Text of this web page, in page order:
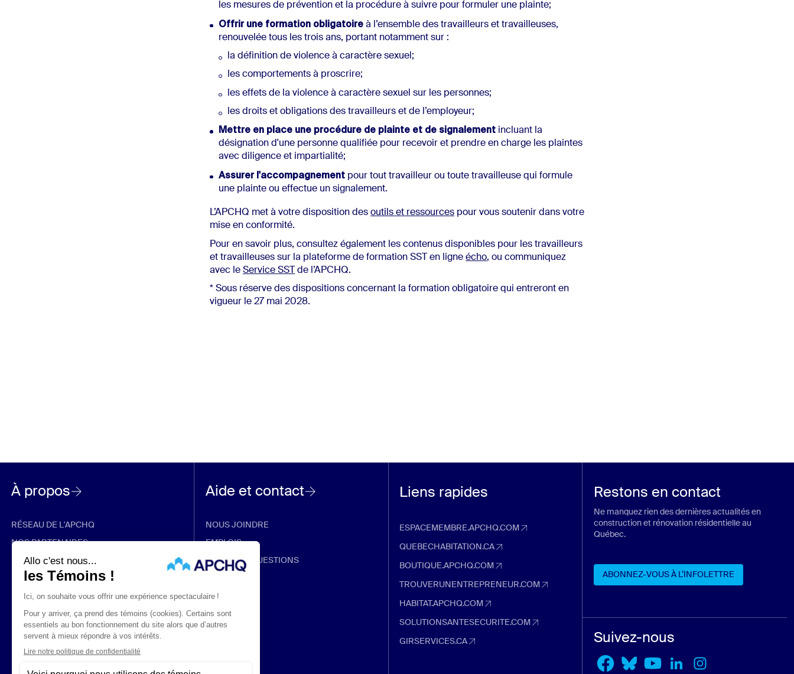
les mesures de prévention et la procédure à suivre pour formuler une plainte;
Offrir une formation obligatoire à l’ensemble des travailleurs et travailleuses,
renouvelée tous les trois ans, portant notamment sur :
la définition de violence à caractère sexuel;
les comportements à proscrire;
les effets de la violence à caractère sexuel sur les personnes;
les droits et obligations des travailleurs et de l’employeur;
Mettre en place une procédure de plainte et de signalement incluant la
désignation d'une personne qualifiée pour recevoir et prendre en charge les plaintes
avec diligence et impartialité;
Assurer l'accompagnement pour tout travailleur ou toute travailleuse qui formule
une plainte ou effectue un signalement.
L’APCHQ met à votre disposition desoutils et ressources pour vous soutenir dans votre
mise en conformité.
Pour en savoir plus, consultez également les contenus disponibles pour les travailleurs
et travailleuses sur la plateforme de formation SST en ligneécho, ou communiquez
avec leService SST
de l’APCHQ.
* Sous réserve des dispositions concernant la formation obligatoire qui entreront en
vigueur le 27 mai 2028.
À propos
RÉSEAU DE L'APCHQ
NOS PARTENAIRES
RABAIS ET PROMOTIONS
Aide et contact
NOUS JOINDRE
EMPLOIS
FOIRE AUX QUESTIONS
Liens rapides
ESPACEMEMBRE.APCHQ.COM
espacemembre.apchq.com (Ouvre dans un nouvel onglet)
QUEBECHABITATION.CA
BOUTIQUE.APCHQ.COM
TROUVERUNENTREPRENEUR.COM
HABITAT.APCHQ.COM
SOLUTIONSANTESECURITE.COM
solutionsantesecurite.com (Ouvre dans un nouvel onglet)
GIRSERVICES.CA
Restons en contact
Ne manquez rien des dernières actualités en
construction et rénovation résidentielle au
Québec.
ABONNEZ-VOUS À L’INFOLETTRE
Suivez-nous